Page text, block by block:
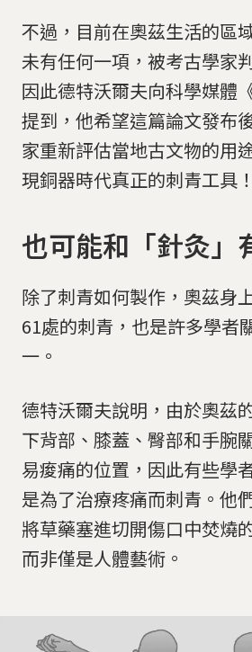
個月後。
不過，目前在奧茲生活的區
未有任何一項，被考古學家
因此德特沃爾夫向科學媒體
提到，他希望這篇論文發布
家重新評估當地古文物的用
現銅器時代真正的刺青工具
也可能和「針灸」
除了刺青如何製作，奧茲身
61處的刺青，也是許多學者
一。
德特沃爾夫說明，由於奧茲
下背部、膝蓋、臀部和手腕
易痠痛的位置，因此有些學
是為了治療疼痛而刺青。他
將草藥塞進切開傷口中焚燒
而非僅是人體藝術。